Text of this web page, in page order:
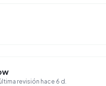
última revisión hace 6 d.